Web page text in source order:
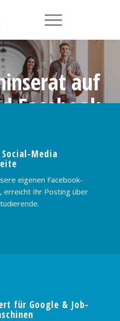
auf
Facebook
KONTAKT
Media
eigenen Facebook-
erreicht Ihr Posting über
für Google & Job-